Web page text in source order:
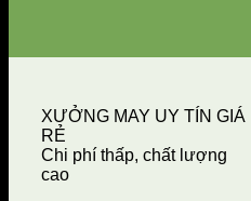
XƯỞNG MAY UY TÍN GIÁ
RẺ
Chi phí thấp, chất lượng
cao